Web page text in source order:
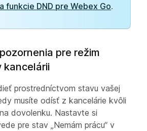
funkcie DND pre Webex Go.
pre režim
kancelárii
prostredníctvom stavu vašej
musíte odísť z kancelárie kvôli
dovolenku. Nastavte si
pre stav „Nemám prácu“ v